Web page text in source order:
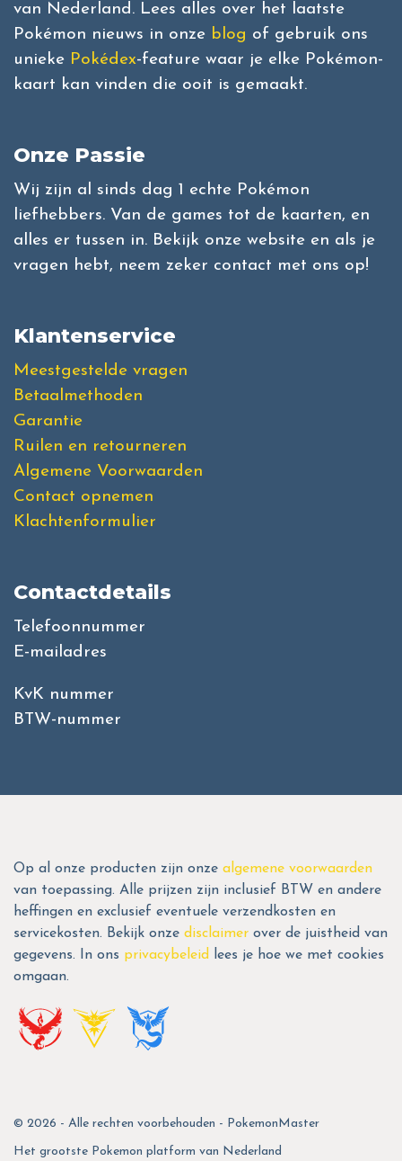
van Nederland. Lees alles over het laatste
Pokémon nieuws in onze blog of gebruik ons
unieke Pokédex-feature waar je elke Pokémon-
kaart kan vinden die ooit is gemaakt.
Onze Passie
Wij zijn al sinds dag 1 echte Pokémon
liefhebbers. Van de games tot de kaarten, en
alles er tussen in. Bekijk onze website en als je
vragen hebt, neem zeker contact met ons op!
Klantenservice
Meestgestelde vragen
Betaalmethoden
Garantie
Ruilen en retourneren
Algemene Voorwaarden
Contact opnemen
Klachtenformulier
Contactdetails
Telefoonnummer
E-mailadres
KvK nummer
BTW-nummer
Op al onze producten zijn onze algemene voorwaarden
van toepassing. Alle prijzen zijn inclusief BTW en andere
heffingen en exclusief eventuele verzendkosten en
servicekosten. Bekijk onze disclaimer over de juistheid van
gegevens. In ons privacybeleid
lees je hoe we met cookies
omgaan.
© 2026 - Alle rechten voorbehouden - PokemonMaster
Het grootste Pokemon platform van Nederland